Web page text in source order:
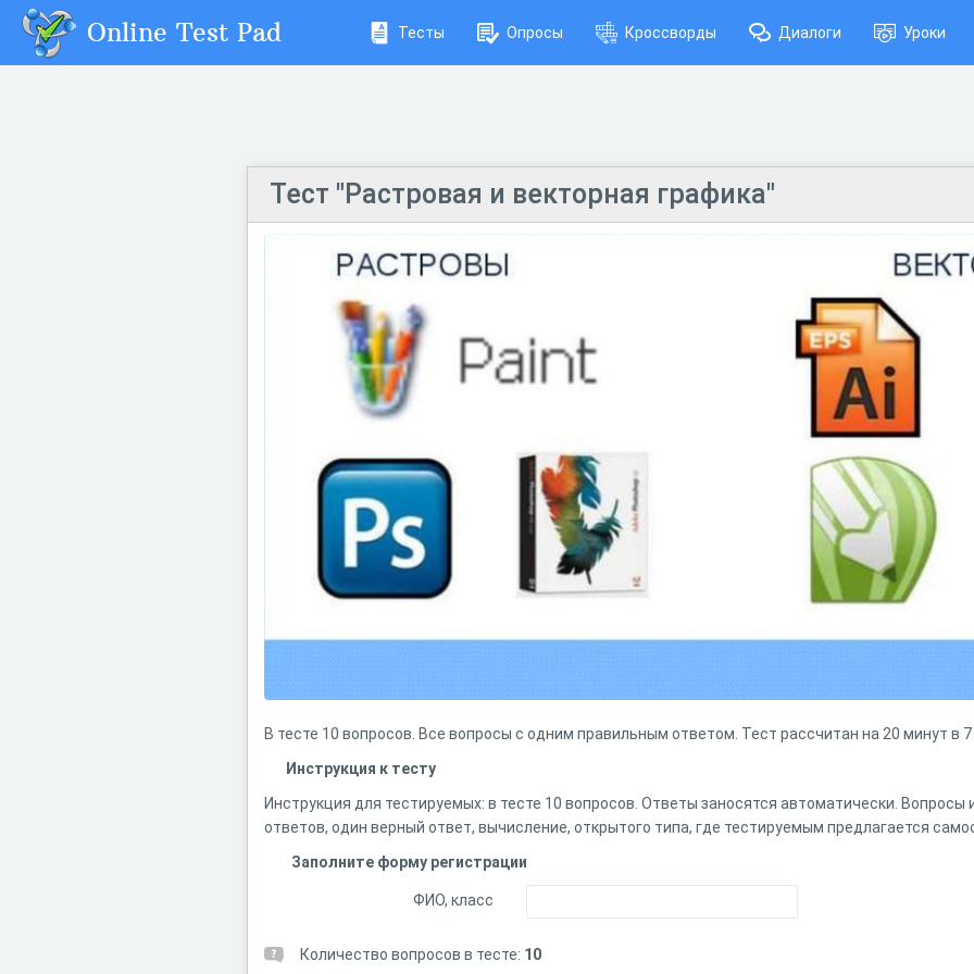
Online Test Pad Тесты Опросы Кроссворды Диалоги Уроки
Тест "Растровая и векторная графика"
В тесте 10 вопросов. Все вопросы с одним правильным ответом. Тест рассчитан на 20 минут в
Инструкция к тесту
Инструкция для тестируемых: в тесте 10 вопросов. Ответы заносятся автоматически.
ответов, один верный ответ, вычисление, открытого типа, где тестируемым предлагается
Заполните форму регистрации
ФИО, класс
Количество вопросов в тесте: 10